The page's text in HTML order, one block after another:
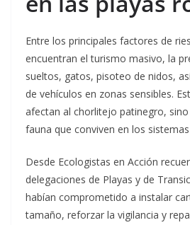
Entre los principales factores de
encuentran el turismo masivo, la
sueltos, gatos, pisoteo de nidos,
de vehículos en zonas sensibles.
afectan al chorlitejo patinegro,
fauna que conviven en los
Desde Ecologistas en Acción
delegaciones de Playas y de
habían comprometido a instalar
tamaño, reforzar la vigilancia y